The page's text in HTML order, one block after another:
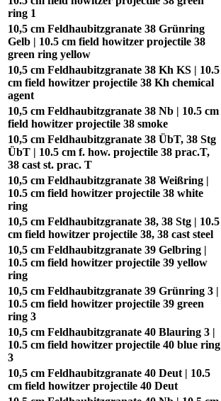
ring 1
10,5 cm Feldhaubitzgranate 38 Grünring
Gelb | 10.5 cm field howitzer projectile 38
green ring yellow
10,5 cm Feldhaubitzgranate 38 Kh KS | 10.5
cm field howitzer projectile 38 Kh chemical
agent
10,5 cm Feldhaubitzgranate 38 Nb | 10.5 cm
field howitzer projectile 38 smoke
10,5 cm Feldhaubitzgranate 38 ÜbT, 38 Stg
ÜbT | 10.5 cm f. how. projectile 38 prac.T,
38 cast st. prac. T
10,5 cm Feldhaubitzgranate 38 Weißring |
10.5 cm field howitzer projectile 38 white
ring
10,5 cm Feldhaubitzgranate 38, 38 Stg | 10.5
cm field howitzer projectile 38, 38 cast steel
10,5 cm Feldhaubitzgranate 39 Gelbring |
10.5 cm field howitzer projectile 39 yellow
ring
10,5 cm Feldhaubitzgranate 39 Grünring 3 |
10.5 cm field howitzer projectile 39 green
ring 3
10,5 cm Feldhaubitzgranate 40 Blauring 3 |
10.5 cm field howitzer projectile 40 blue ring
3
10,5 cm Feldhaubitzgranate 40 Deut | 10.5
cm field howitzer projectile 40 Deut